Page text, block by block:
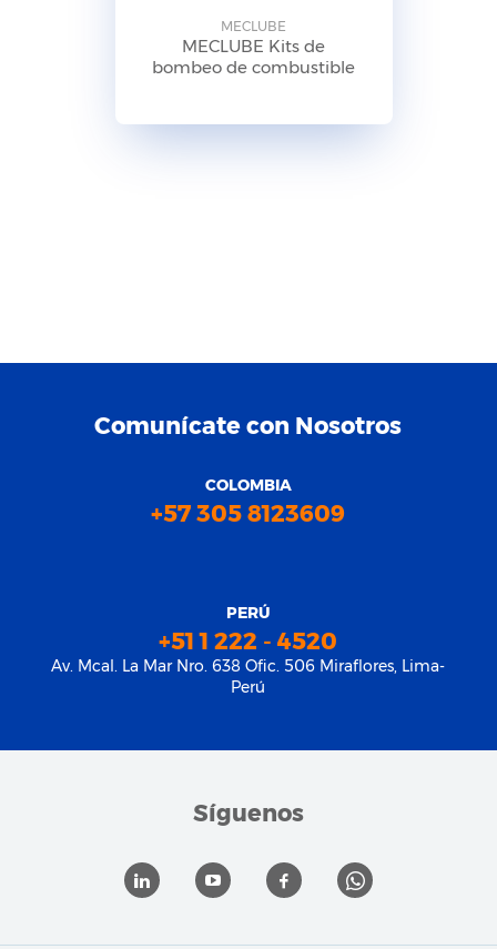
MECLUBE
MECLUBE Kits de
bombeo de combustible
Comunícate con Nosotros
COLOMBIA
+57 305 8123609
PERÚ
+51 1 222 - 4520
Av. Mcal. La Mar Nro. 638 Ofic. 506 Miraflores, Lima-
Perú
Síguenos